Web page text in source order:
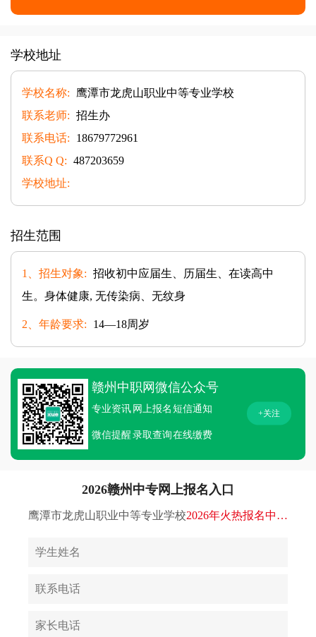
学校地址
学校名称:
鹰潭市龙虎山职业中等专业学校
联系老师: 招生办
联系电话:
18679772961
联系Q Q: 487203659
学校地址:
招生范围
1、招生对象: 招收初中应届生、历届生、在读高中
生。身体健康, 无传染病、无纹身
2、年龄要求: 14—18周岁
赣州中职网微信公众号
专业资讯 网上报名 短信通知
微信提醒 录取查询在线缴费
+关注
2026赣州中专网上报名入口
鹰潭市龙虎山职业中等专业学校2026年火热报名中…